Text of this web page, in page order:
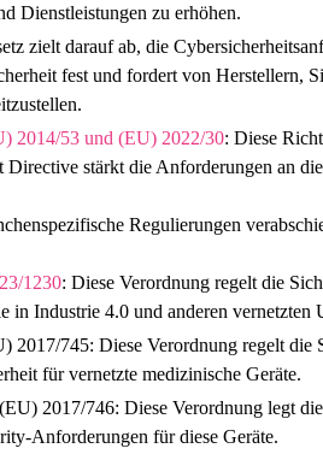
Dienstleistungen zu erhöhen.
zielt darauf ab, die
fest und fordert von Herstellern,
2014/53 und (EU) 2022/30: Diese
stärkt die Anforderungen an
Regulierungen
1230: Diese Verordnung regelt die
in Industrie 4.0 und anderen vernetzten
2017/745: Diese Verordnung regelt die
für vernetzte medizinische Geräte.
2017/746: Diese Verordnung legt
Anforderungen für diese Geräte.